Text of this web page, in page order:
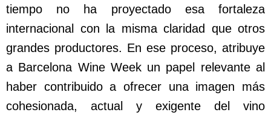
tiempo no ha proyectado esa fortaleza
internacional con la misma claridad que otros
grandes productores. En ese proceso, atribuye
a Barcelona Wine Week un papel relevante al
haber contribuido a ofrecer una imagen más
cohesionada, actual y exigente del vino